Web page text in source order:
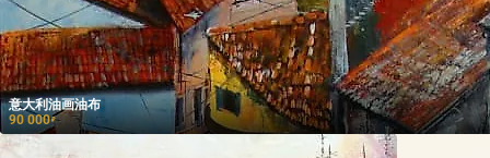
意大利油画油布
90 000₽